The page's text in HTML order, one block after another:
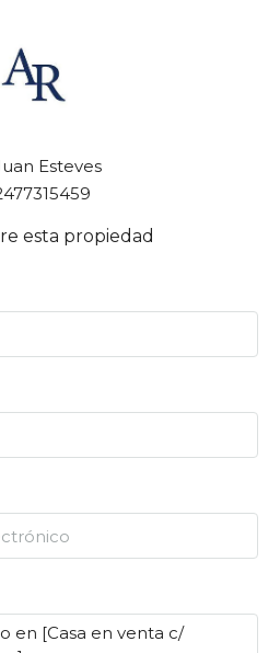
Esteves
esta propiedad